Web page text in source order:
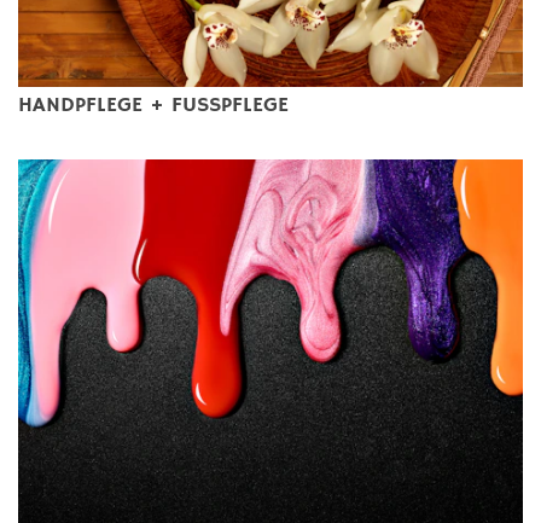
HANDPFLEGE + FUSSPFLEGE